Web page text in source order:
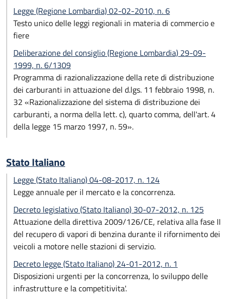
Legge (Regione Lombardia) 02-02-2010, n. 6
Testo unico delle leggi regionali in materia di commercio e
fiere
Deliberazione del consiglio (Regione Lombardia) 29-09-
1999, n. 6/1309
Programma di razionalizzazione della rete di distribuzione
dei carburanti in attuazione del d.lgs. 11 febbraio 1998, n.
32 «Razionalizzazione del sistema di distribuzione dei
carburanti, a norma della lett. c), quarto comma, dell'art. 4
della legge 15 marzo 1997, n. 59».
Stato Italiano
Legge (Stato Italiano) 04-08-2017, n. 124
Legge annuale per il mercato e la concorrenza.
Decreto legislativo (Stato Italiano) 30-07-2012, n. 125
Attuazione della direttiva 2009/126/CE, relativa alla fase II
del recupero di vapori di benzina durante il rifornimento dei
veicoli a motore nelle stazioni di servizio.
Decreto legge (Stato Italiano) 24-01-2012, n. 1
Disposizioni urgenti per la concorrenza, lo sviluppo delle
infrastrutture e la competitivita'.